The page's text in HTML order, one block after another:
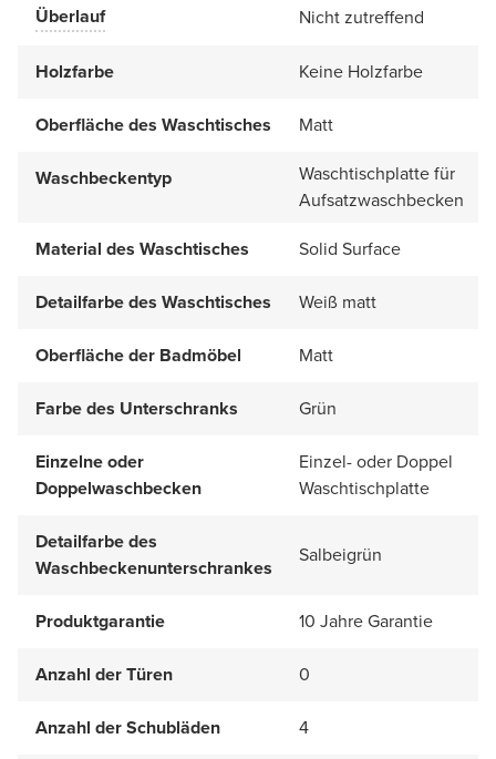
Überlauf Nicht zutreffend
Holzfarbe Keine Holzfarbe
Oberfläche des Waschtisches Matt
Waschbeckentyp
Waschtischplatte für
Aufsatzwaschbecken
Material des Waschtisches
Solid Surface
Detailfarbe des Waschtisches Weiß matt
Oberfläche der Badmöbel Matt
Farbe des Unterschranks Grün
Einzelne oder
Doppelwaschbecken
Einzel- oder Doppel
Waschtischplatte
Detailfarbe des
Waschbeckenunterschrankes
Salbeigrün
Produktgarantie 10 Jahre Garantie
Anzahl der Türen 0
Anzahl der Schubläden 4